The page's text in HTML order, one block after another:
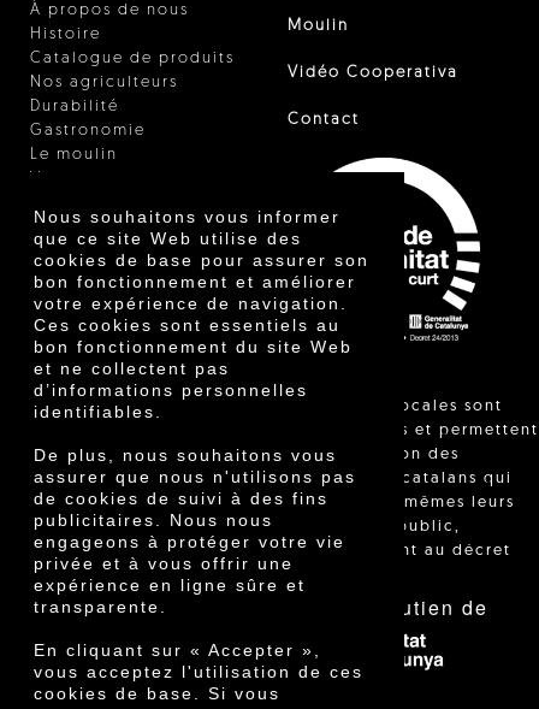
Nous souhaitons vous informer
que ce site Web utilise des
cookies de base pour assurer son
bon fonctionnement et améliorer
votre expérience de navigation.
Ces cookies sont essentiels au
bon fonctionnement du site Web
et ne collectent pas
d’informations personnelles
identifiables.
De plus, nous souhaitons vous
assurer que nous n'utilisons pas
de cookies de suivi à des fins
publicitaires. Nous nous
engageons à protéger votre vie
privée et à vous offrir une
expérience en ligne sûre et
transparente.
En cliquant sur « Accepter »,
vous acceptez l'utilisation de ces
cookies de base. Si vous
À propos de nous
Histoire
Catalogue de produits
Nos agriculteurs
Durabilité
Gastronomie
Le moulin
Certificats
Prix
Innovation
Moulin
Vidéo Cooperativa
Contact
"Les ventes locales sont
réglementées et permettent
l'identification des
agriculteurs catalans qui
vendent eux-mêmes leurs
produits au public,
conformément au décret
Avec le soutien de